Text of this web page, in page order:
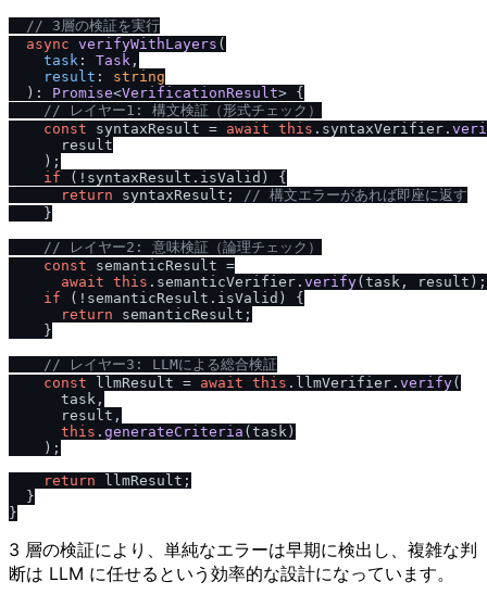
// 3層の検証を実行
async verifyWithLayers (
task : Task ,
result : string
  ):
Promise<VerificationResult> {
// レイヤー1: 構文検証（形式チェック）
const syntaxResult = await this . syntaxVerifier .
      result
    );
if (!syntaxResult. isValid ) {
return syntaxResult; // 構文エラーがあれば即座に返す
    }
// レイヤー2: 意味検証（論理チェック）
const semanticResult =
await this . semanticVerifier . verify(task, result);
if (!semanticResult. isValid ) {
return semanticResult;
    }
// レイヤー3: LLMによる総合検証
const llmResult = await this . llmVerifier . verify(
      task,
      result,
this . generateCriteria (task)
    );
return llmResult;
  }
3 層の検証により、単純なエラーは早期に検出し、複雑な判
断は LLM に任せるという効率的な設計になっています。